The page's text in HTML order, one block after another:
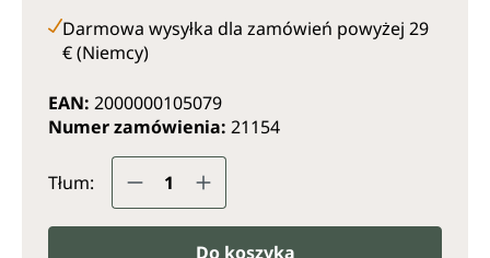
Darmowa wysyłka dla zamówień powyżej 29
€ (Niemcy)
EAN: 2000000105079
Numer zamówienia: 21154
Tłum: Ilość produktu: Wprowadź
Do koszyka